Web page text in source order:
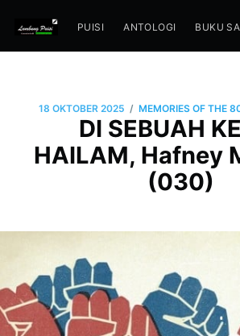
PUISI ANTOLOGI BUKU
18 OKTOBER 2025 / MEMORIES OF THE
DI SEBUAH
HAILAM, Hafney
(030)